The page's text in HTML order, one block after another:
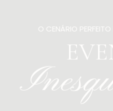
O CENÁRIO